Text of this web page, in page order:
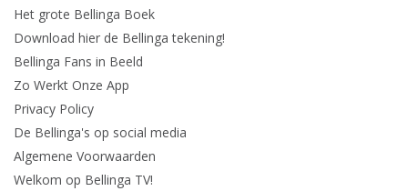
Het grote Bellinga Boek
Download hier de Bellinga tekening!
Bellinga Fans in Beeld
Zo Werkt Onze App
Privacy Policy
De Bellinga's op social media
Algemene Voorwaarden
Welkom op Bellinga TV!